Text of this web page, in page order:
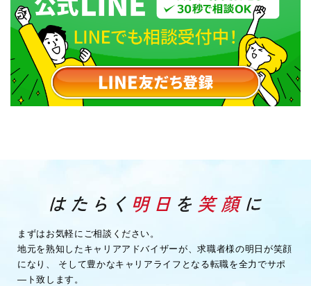
まずはお気軽にご相談ください。
地元を熟知したキャリアアドバイザーが、求職者様の明日が笑顔
になり、
そして豊かなキャリアライフとなる転職を全力でサポ
―ト致します。